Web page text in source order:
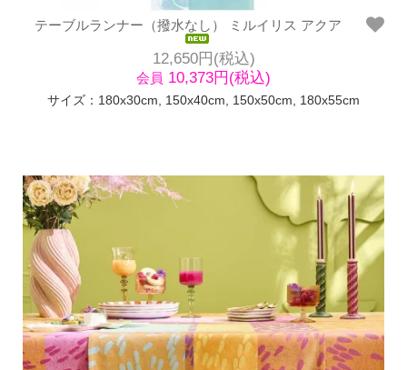
テーブルランナー（撥水なし） ミルイリス アクア
12,650円(税込)
会員 10,373円(税込)
サイズ：180x30cm, 150x40cm, 150x50cm, 180x55cm